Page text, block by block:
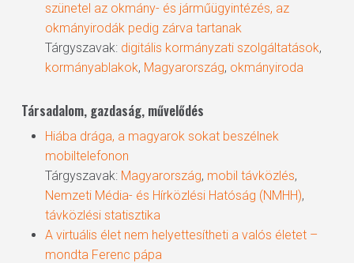
szünetel az okmány- és járműügyintézés, az
okmányirodák pedig zárva tartanak
Tárgyszavak: digitális kormányzati szolgáltatások,
kormányablakok, Magyarország, okmányiroda
Társadalom, gazdaság, művelődés
Hiába drága, a magyarok sokat beszélnek
mobiltelefonon
Tárgyszavak: Magyarország, mobil távközlés,
Nemzeti Média- és Hírközlési Hatóság (NMHH),
távközlési statisztika
A virtuális élet nem helyettesítheti a valós életet –
mondta Ferenc pápa